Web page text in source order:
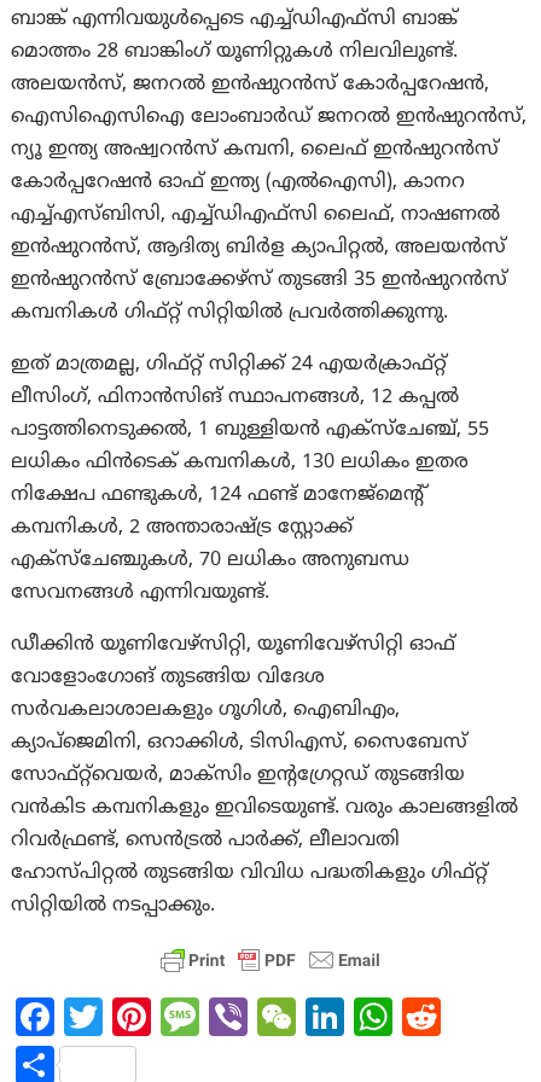
ബാങ്ക് എന്നിവയുൾപ്പെടെ എച്ച്‌ഡിഎഫ്‌സി ബാങ്ക്
മൊത്തം 28 ബാങ്കിംഗ് യൂണിറ്റുകൾ നിലവിലുണ്ട്.
അലയൻസ്, ജനറൽ ഇൻഷുറൻസ് കോർപ്പറേഷൻ,
ഐസിഐസിഐ ലോംബാർഡ് ജനറൽ ഇൻഷുറൻസ്,
ന്യൂ ഇന്ത്യ അഷ്വറൻസ് കമ്പനി, ലൈഫ് ഇൻഷുറൻസ്
കോർപ്പറേഷൻ ഓഫ് ഇന്ത്യ (എൽഐസി), കാനറ
എച്ച്എസ്ബിസി, എച്ച്ഡിഎഫ്സി ലൈഫ്, നാഷണൽ
ഇൻഷുറൻസ്, ആദിത്യ ബിർള ക്യാപിറ്റൽ, അലയൻസ്
ഇൻഷുറൻസ് ബ്രോക്കേഴ്സ് തുടങ്ങി 35 ഇൻഷുറൻസ്
കമ്പനികൾ ഗിഫ്റ്റ് സിറ്റിയിൽ പ്രവർത്തിക്കുന്നു.
ഇത് മാത്രമല്ല, ഗിഫ്റ്റ് സിറ്റിക്ക് 24 എയർക്രാഫ്റ്റ്
ലീസിംഗ്, ഫിനാൻസിങ് സ്ഥാപനങ്ങൾ, 12 കപ്പൽ
പാട്ടത്തിനെടുക്കൽ, 1 ബുള്ളിയൻ എക്സ്ചേഞ്ച്, 55
ലധികം ഫിൻടെക് കമ്പനികൾ, 130 ലധികം ഇതര
നിക്ഷേപ ഫണ്ടുകൾ, 124 ഫണ്ട് മാനേജ്മെൻ്റ്
കമ്പനികൾ, 2 അന്താരാഷ്ട്ര സ്റ്റോക്ക്
എക്സ്ചേഞ്ചുകൾ, 70 ലധികം അനുബന്ധ
സേവനങ്ങൾ എന്നിവയുണ്ട്.
ഡീക്കിൻ യൂണിവേഴ്‌സിറ്റി, യൂണിവേഴ്‌സിറ്റി ഓഫ്
വോളോംഗോങ് തുടങ്ങിയ വിദേശ
സർവകലാശാലകളും ഗൂഗിൾ, ഐബിഎം,
ക്യാപ്‌ജെമിനി, ഒറാക്കിൾ, ടിസിഎസ്, സൈബേസ്
സോഫ്റ്റ്‌വെയർ, മാക്‌സിം ഇൻ്റഗ്രേറ്റഡ് തുടങ്ങിയ
വൻകിട കമ്പനികളും ഇവിടെയുണ്ട്. വരും കാലങ്ങളിൽ
റിവർഫ്രണ്ട്, സെൻട്രൽ പാർക്ക്, ലീലാവതി
ഹോസ്പിറ്റൽ തുടങ്ങിയ വിവിധ പദ്ധതികളും ഗിഫ്റ്റ്
സിറ്റിയിൽ നടപ്പാക്കും.
Fa
ce
T
w
Pi M Vi W Li W
S